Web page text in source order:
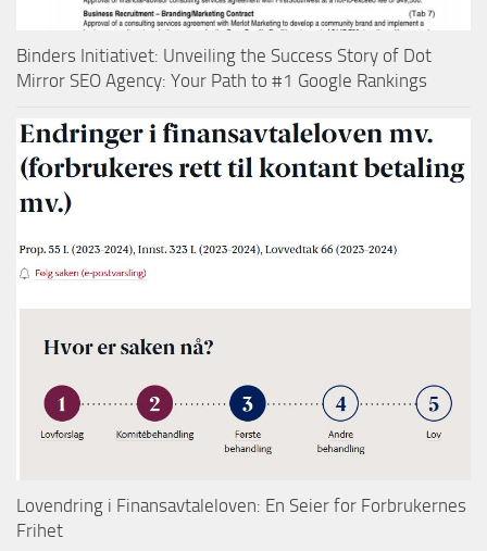
Binders Initiativet: Unveiling the Success Story of Dot
Mirror SEO Agency: Your Path to #1 Google Rankings
Lovendring i Finansavtaleloven: En Seier for Forbrukernes
Frihet